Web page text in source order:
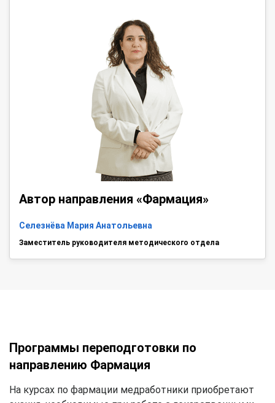
Автор направления «Фармация»
Селезнёва Мария Анатольевна
Заместитель руководителя методического отдела
Программы переподготовки по
направлению Фармация
На курсах по фармации медработники приобретают